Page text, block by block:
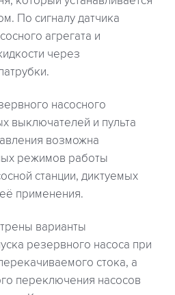
По сигналу датчика
агрегата и
через
насосного
выключателей и пульта
возможна
режимов работы
станции, диктуемых
применения.
варианты
резервного насоса при
стока, а
переключения насосов